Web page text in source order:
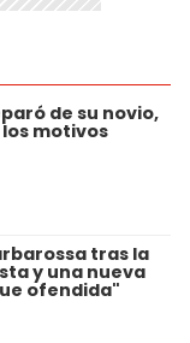
de su novio,
motivos
tras la
y una nueva
ofendida"